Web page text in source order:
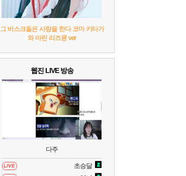
캡틴 츠바사 2 월드 파이터즈
그 비스크돌은 사랑을 한다 코마 키타가
와 마린 리즈큥 ver
웹진 LIVE 방송
다주
LIVE 초승달